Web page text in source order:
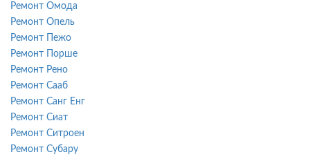
Ремонт Омода
Ремонт Опель
Ремонт Пежо
Ремонт Порше
Ремонт Рено
Ремонт Сааб
Ремонт Санг Енг
Ремонт Сиат
Ремонт Ситроен
Ремонт Субару